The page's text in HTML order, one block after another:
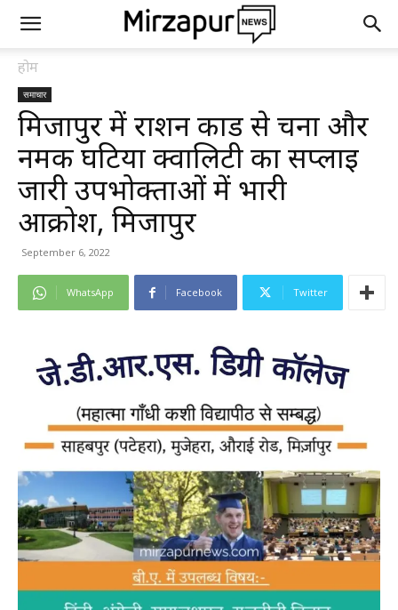
होम
समाचार
मिर्जापुर में राशन कार्ड से चना और
नमक घटिया क्वालिटी का सप्लाई
जारी उपभोक्ताओं में भारी
आक्रोश, मिर्जापुर
September 6, 2022
WhatsApp Facebook Twitter